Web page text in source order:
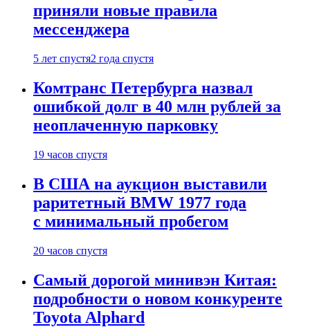
приняли новые правила
мессенджера
5 лет спустя2 года спустя
Комтранс Петербурга назвал
ошибкой долг в 40 млн рублей за
неоплаченную парковку
19 часов спустя
В США на аукцион выставили
раритетный BMW 1977 года
с минимальный пробегом
20 часов спустя
Самый дорогой минивэн Китая:
подробности о новом конкуренте
Toyota Alphard